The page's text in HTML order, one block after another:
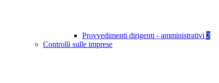
Provvedimenti dirigenti - amministrativi 2
Controlli sulle imprese